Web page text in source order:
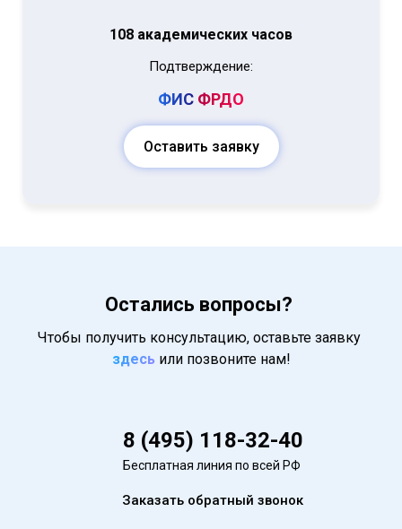
108 академических часов
Подтверждение:
ФИС ФРДО
Оставить заявку
Остались вопросы?
Чтобы получить консультацию, оставьте заявку
здесь или позвоните нам!
8 (495) 118-32-40
Бесплатная линия по всей РФ
Заказать обратный звонок